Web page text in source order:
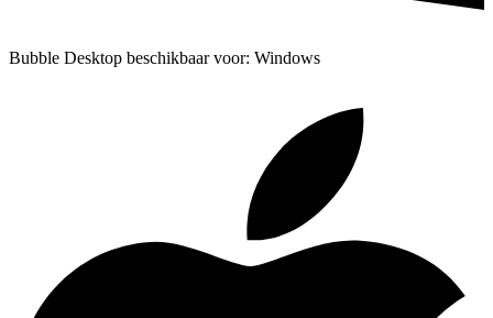
Bubble Desktop beschikbaar voor: Windows